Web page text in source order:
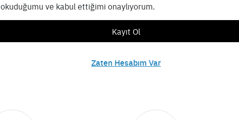
okuduğumu ve kabul ettiğimi onaylıyorum.
Kayıt Ol
Zaten Hesabım Var